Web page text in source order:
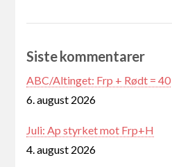
Siste kommentarer
ABC/Altinget: Frp + Rødt = 40
6. august 2026
Juli: Ap styrket mot Frp+H
4. august 2026